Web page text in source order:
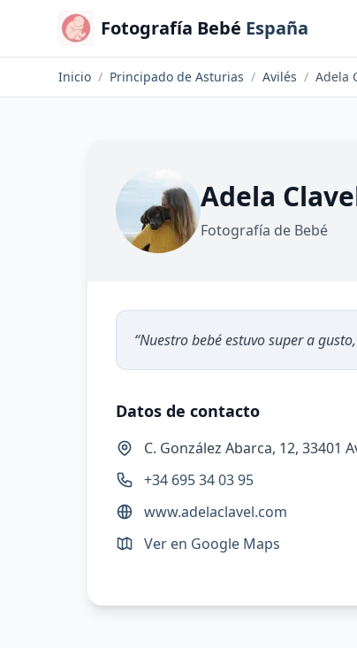
Fotografía Bebé España
Inicio / Principado de Asturias / Avilés / Adela
Adela
Fotografía de Bebé
“Nuestro bebé estuvo super a
Datos de contacto
C. González Abarca, 12, 33401
+34 695 34 03 95
www.adelaclavel.com
Ver en Google Maps